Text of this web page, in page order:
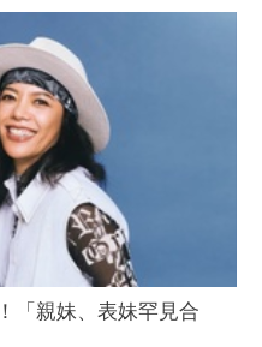
「親妹、表妹罕見合